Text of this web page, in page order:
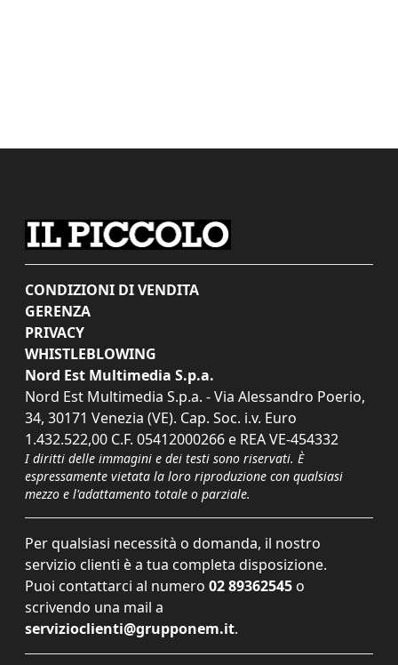
CONDIZIONI DI VENDITA
GERENZA
PRIVACY
WHISTLEBLOWING
Nord Est Multimedia S.p.a.
Nord Est Multimedia S.p.a. - Via Alessandro Poerio,
34, 30171 Venezia (VE). Cap. Soc. i.v. Euro
1.432.522,00 C.F. 05412000266 e REA VE-454332
I diritti delle immagini e dei testi sono riservati. È
espressamente vietata la loro riproduzione con qualsiasi
mezzo e l'adattamento totale o parziale.
Per qualsiasi necessità o domanda, il nostro
servizio clienti è a tua completa disposizione.
Puoi contattarci al numero 02 89362545 o
scrivendo una mail a
servizioclienti@grupponem.it.